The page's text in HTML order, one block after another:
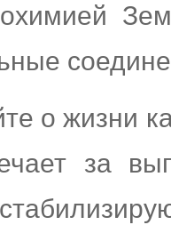
о жизни
за